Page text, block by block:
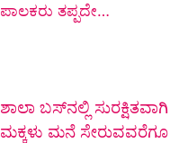
ಪಾಲಕರು ತಪ್ಪದೇ…
ಶಾಲಾ ಬಸ್‌ನಲ್ಲಿ ಸುರಕ್ಷಿತವಾಗಿ
ಮಕ್ಕಳು ಮನೆ ಸೇರುವವರೆಗೂ